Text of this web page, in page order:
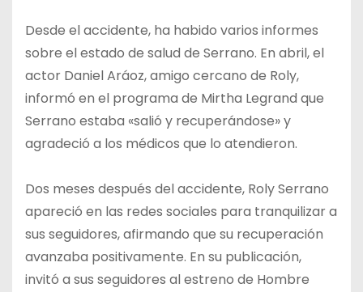
Desde el accidente, ha habido varios informes
sobre el estado de salud de Serrano. En abril, el
actor Daniel Aráoz, amigo cercano de Roly,
informó en el programa de Mirtha Legrand que
Serrano estaba «salió y recuperándose» y
agradeció a los médicos que lo atendieron.
Dos meses después del accidente, Roly Serrano
apareció en las redes sociales para tranquilizar a
sus seguidores, afirmando que su recuperación
avanzaba positivamente. En su publicación,
invitó a sus seguidores al estreno de Hombre